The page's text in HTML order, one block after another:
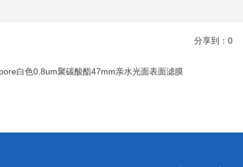
分享到： 0
白色0.8um聚碳酸酯47mm亲水光面表面滤膜